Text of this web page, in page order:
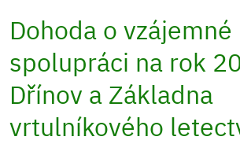
Dohoda o vzájemné
spolupráci na rok
Dřínov a Základna
vrtulníkového